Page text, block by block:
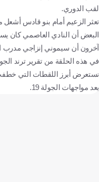
لقب الدوري.
تعثر الزعيم أمام بنو قادس
البعض أن النادي العاصمي كان
آخرون أن سيموني إنزاجي مدرب
في هذه الحلقة من تقرير ترند
نستعرض أبرز اللقطات التي
بعد مواجهات الجولة 19.